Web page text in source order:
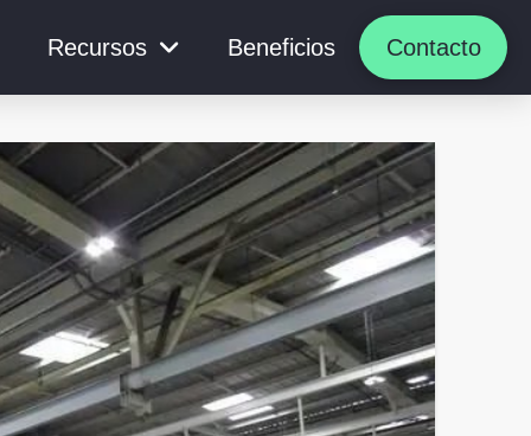
Recursos Beneficios Contacto